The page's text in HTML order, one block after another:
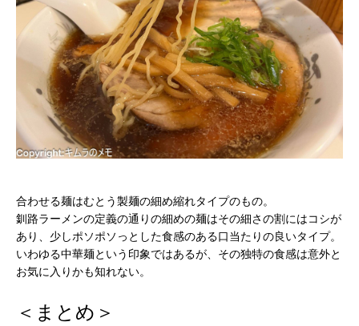
合わせる麺はむとう製麺の細め縮れタイプのもの。
釧路ラーメンの定義の通りの細めの麺はその細さの割にはコシが
あり、少しポソポソっとした食感のある口当たりの良いタイプ。
いわゆる中華麺という印象ではあるが、その独特の食感は意外と
お気に入りかも知れない。
＜まとめ＞